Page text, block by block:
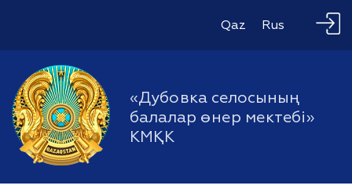
Qaz Rus
«Дубовка селосының
балалар өнер мектебі»
КМҚК